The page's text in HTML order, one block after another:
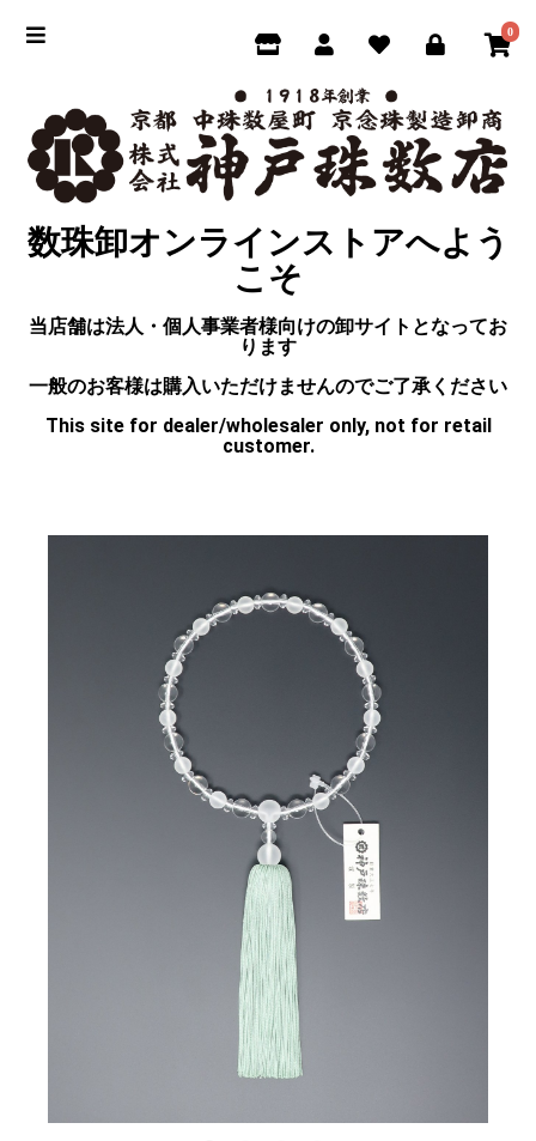
0
数珠卸オンラインストアへよう
こそ
当店舗は法人・個人事業者様向けの卸サイトとなってお
ります
一般のお客様は購入いただけませんのでご了承ください
This site for dealer/wholesaler only, not for retail
customer.